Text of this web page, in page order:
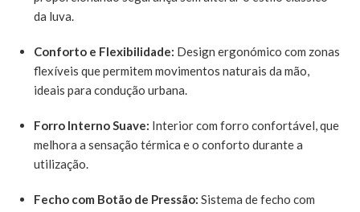
da luva.
Conforto e Flexibilidade: Design ergonómico com zonas
flexíveis que permitem movimentos naturais da mão,
ideais para condução urbana.
Forro Interno Suave: Interior com forro confortável, que
melhora a sensação térmica e o conforto durante a
utilização.
Fecho com Botão de Pressão: Sistema de fecho com